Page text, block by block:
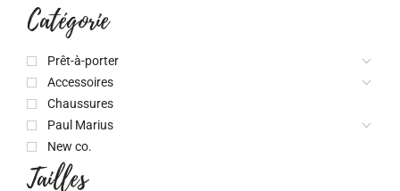
Catégorie
Prêt-à-porter
Accessoires
Chaussures
Paul Marius
New co.
Tailles